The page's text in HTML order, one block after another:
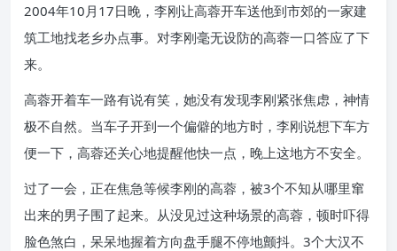
2004年10月17日晚，李刚让高蓉开车送他到市郊的一家建
筑工地找老乡办点事。对李刚毫无设防的高蓉一口答应了下
来。
高蓉开着车一路有说有笑，她没有发现李刚紧张焦虑，神情
极不自然。当车子开到一个偏僻的地方时，李刚说想下车方
便一下，高蓉还关心地提醒他快一点，晚上这地方不安全。
过了一会，正在焦急等候李刚的高蓉，被3个不知从哪里窜
出来的男子围了起来。从没见过这种场景的高蓉，顿时吓得
脸色煞白，呆呆地握着方向盘手腿不停地颤抖。3个大汉不